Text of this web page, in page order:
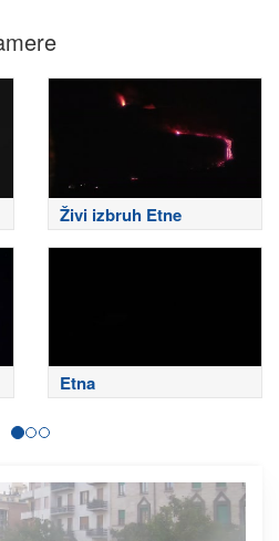
Živi izbruh Etne
Etna